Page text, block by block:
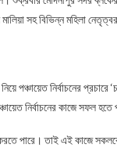
সহ বিভিন্ন মহিলা
পঞ্চায়েত নির্বাচনের
নির্বাচনের কাজে সফল হতে
পারে। তাই এই কাজে